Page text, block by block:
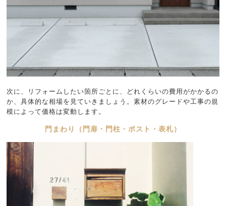
次に、リフォームしたい箇所ごとに、どれくらいの費用がかかるの
か、具体的な相場を見ていきましょう。素材のグレードや工事の規
模によって価格は変動します。
門まわり（門扉・門柱・ポスト・表札）